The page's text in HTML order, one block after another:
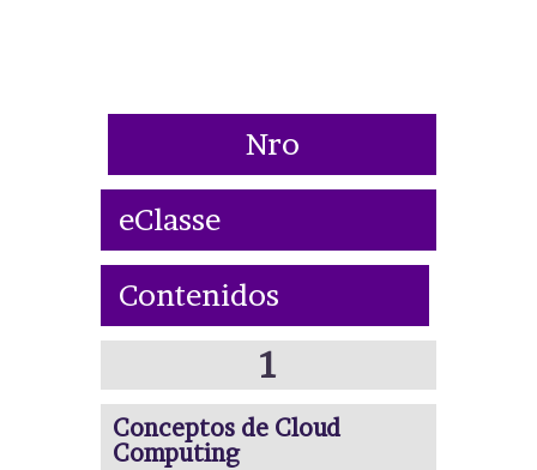
Nro
eClasse
Contenidos
1
Conceptos de Cloud
Computing